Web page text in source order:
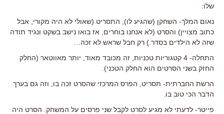
שלו:
נאום המלך- השחקן (שהגיע לו), התסריט (שאולי לא היה מקורי, אבל
כתוב מצויין) והסרט (לא אנחנו בוחרים, אז בואו נישב בשקט ונגיד תודה
שזה לא הילדים בסדר.) רק חבל שראש לא זכה…
התחלה- 4 קטגוריות טכניות, זה מכובד מאוד, יותר מאווטאר (החלק
החזק בשני הסרטים הוא החלק הטכני).
הרשת החברתית- תסריט, הפרס המרכזי שהסרט זכה בו, וזה גם בערך
הדבר הכי טוב בו.
פייטר- לדעתי לא מגיע לסרט לקבל שני פרסים על המשחק. הסרט היה